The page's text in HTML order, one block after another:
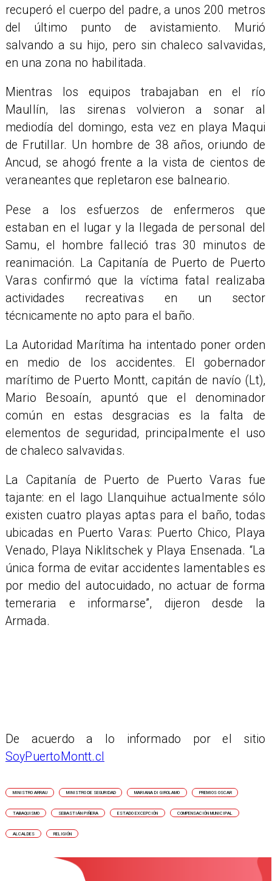
recuperó el cuerpo del padre, a unos 200 metros
del último punto de avistamiento. Murió
salvando a su hijo, pero sin chaleco salvavidas,
en una zona no habilitada.
​Mientras los equipos trabajaban en el río
Maullín, las sirenas volvieron a sonar al
mediodía del domingo, esta vez en playa Maqui
de Frutillar. Un hombre de 38 años, oriundo de
Ancud, se ahogó frente a la vista de cientos de
veraneantes que repletaron ese balneario.
Pese a los esfuerzos de enfermeros que
estaban en el lugar y la llegada de personal del
Samu, el hombre falleció tras 30 minutos de
reanimación. La Capitanía de Puerto de Puerto
Varas confirmó que la víctima fatal realizaba
actividades recreativas en un sector
técnicamente no apto para el baño.
​La Autoridad Marítima ha intentado poner orden
en medio de los accidentes. El gobernador
marítimo de Puerto Montt, capitán de navío (Lt),
Mario Besoaín, apuntó que el denominador
común en estas desgracias es la falta de
elementos de seguridad, principalmente el uso
de chaleco salvavidas.
La Capitanía de Puerto de Puerto Varas fue
tajante: en el lago Llanquihue actualmente sólo
existen cuatro playas aptas para el baño, todas
ubicadas en Puerto Varas: Puerto Chico, Playa
Venado, Playa Niklitschek y Playa Ensenada. “La
única forma de evitar accidentes lamentables es
por medio del autocuidado, no actuar de forma
temeraria e informarse”, dijeron desde la
Armada.
De acuerdo a lo informado por el sitio
SoyPuertoMontt.cl
MINISTRO ARRAU MINISTRO DE SEGURIDAD MARIANA DI GIROLAMO PREMIOS OSCAR
TABAQUISMO SEBASTIÁN PIÑERA ESTADO EXCEPCIÓN COMPENSACIÓN MUNICIPAL
ALCALDES RELIGIÓN